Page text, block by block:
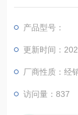
井、各种工厂、
桩、路基打桩、
井、岩石井各种
产品型号：
更新时间：
厂商性质：经
访问量：837